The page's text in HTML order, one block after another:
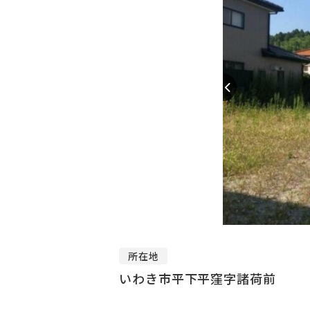
所在地
いわき市平下平窪字諸荷前